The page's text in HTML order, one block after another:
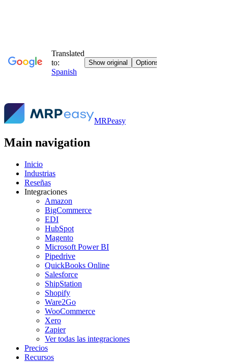
MRPeasy
Main navigation
Inicio
Industrias
Reseñas
Integraciones
Amazon
BigCommerce
EDI
HubSpot
Magento
Microsoft Power BI
Pipedrive
QuickBooks Online
Salesforce
ShipStation
Shopify
Ware2Go
WooCommerce
Xero
Zapier
Ver todas las integraciones
Precios
Recursos